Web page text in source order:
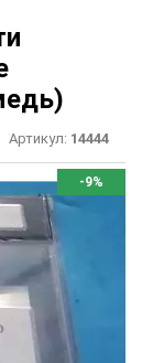
Артикул: 14444
-9%